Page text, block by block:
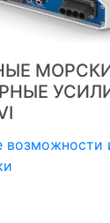
возможности